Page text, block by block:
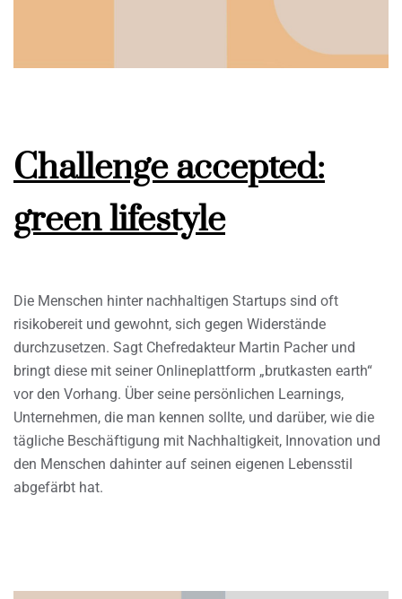
Challenge accepted:
green lifestyle
Die Menschen hinter nachhaltigen Startups sind oft
risikobereit und gewohnt, sich gegen Widerstände
durchzusetzen. Sagt Chefredakteur Martin Pacher und
bringt diese mit seiner Onlineplattform „brutkasten earth“
vor den Vorhang. Über seine persönlichen Learnings,
Unternehmen, die man kennen sollte, und darüber, wie die
tägliche Beschäftigung mit Nachhaltigkeit, Innovation und
den Menschen dahinter auf seinen eigenen Lebensstil
abgefärbt hat.